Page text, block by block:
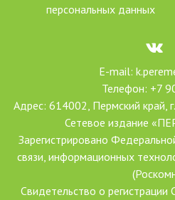
персональных данных
E-mail:
Телефон: +7
Адрес: 614002, Пермский край,
Сетевое издание
Зарегистрировано
связи, информационных
Свидетельство о